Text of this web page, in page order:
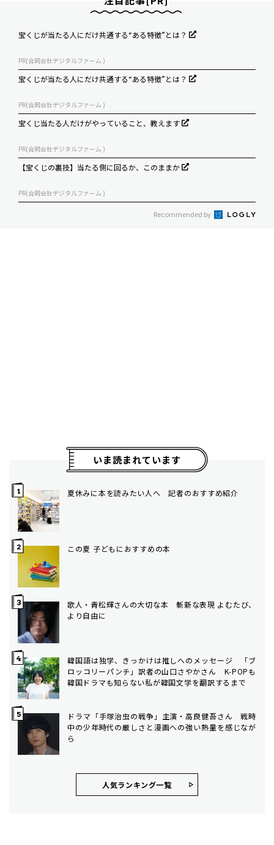
宝くじが当たる人にだけ共通する“ある特徴”とは？
PR(合同会社デジタルファーム )
宝くじが当たる人にだけ共通する“ある特徴”とは？
PR(合同会社デジタルファーム )
宝くじ当たる人だけがやっていること、教えます
PR(合同会社デジタルファーム )
【宝くじの裏技】当たる側に回るか、このままか
PR(合同会社デジタルファーム )
Recommended by
いま読まれています
夏休みに本を読みたい人へ 記者のおすすめ紹介
この夏 子どもにおすすめの本
歌人・青松輝さんの大切な本 斬新な表現 よむたび、
より自由に
韓国語は独学、きっかけは推しへのメッセージ 「ブ
ロッコリーパンチ」訳者の山口さやかさん K-POPも
韓国ドラマも知らない私が韓国文学を翻訳するまで
ドラマ「手塚治虫の戦争」主演・高良健吾さん 戦時
中の少年時代の厳しさと漫画への強い熱量を感じなが
ら
人気ランキング⼀覧